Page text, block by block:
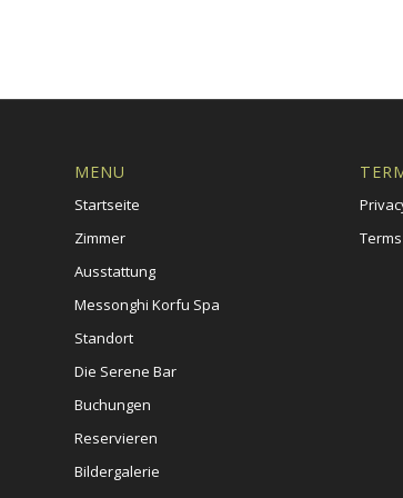
MENU
Startseite
Zimmer
Ausstattung
Messonghi Korfu Spa
Standort
Die Serene Bar
Buchungen
Reservieren
Bildergalerie